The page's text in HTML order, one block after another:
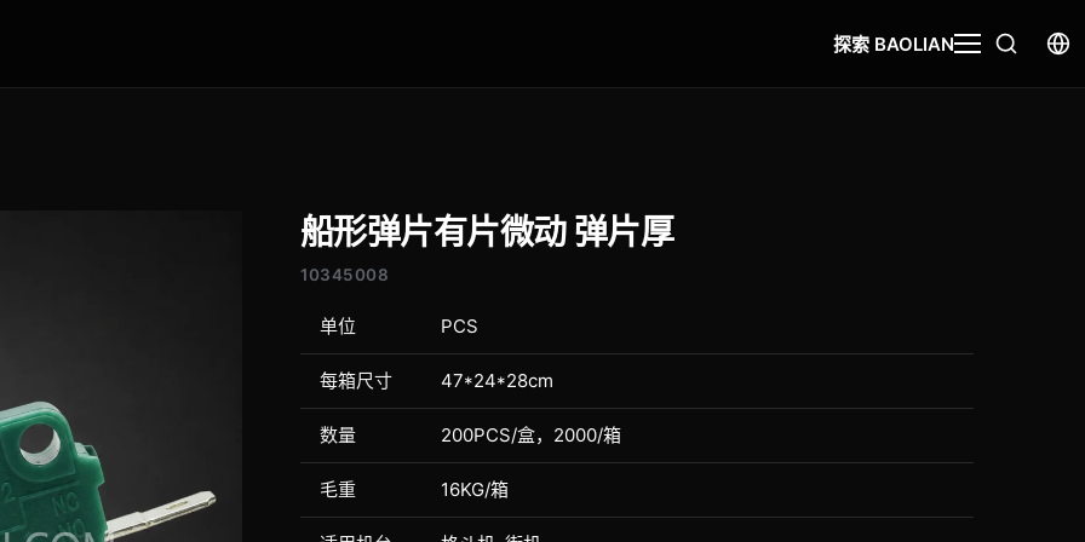
探索 BAOLIAN
船形弹片有片微动 弹片厚
10345008
单位 PCS
每箱尺寸 47*24*28cm
数量 200PCS/盒，2000/箱
毛重 16KG/箱